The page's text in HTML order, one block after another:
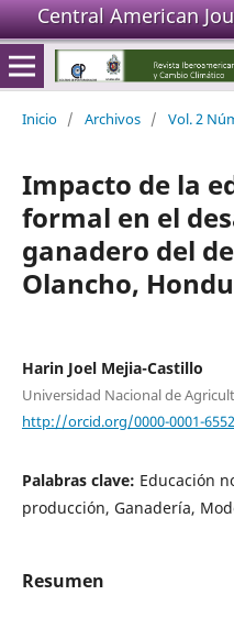
Central American
Inicio / Archivos / Vol. 2
Impacto de la
formal en el
ganadero del
Olancho,
Harin Joel Mejia-Castillo
Universidad Nacional de
http://orcid.org/0000-0001-
Palabras clave: Educación
producción, Ganadería,
Resumen